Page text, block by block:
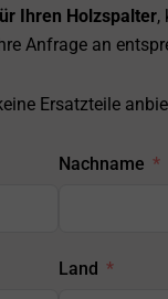
Ihren Holzspalter,
Anfrage an
Ersatzteile
Nachname
Land